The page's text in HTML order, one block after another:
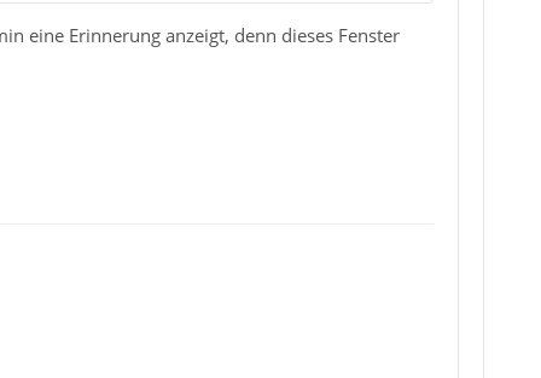
eine Erinnerung anzeigt, denn dieses Fenster